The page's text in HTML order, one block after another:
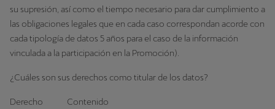
su supresión, así como el tiempo necesario para dar cumplimiento a
las obligaciones legales que en cada caso correspondan acorde con
cada tipología de datos 5 años para el caso de la información
vinculada a la participación en la Promoción).
¿Cuáles son sus derechos como titular de los datos?
Derecho Contenido